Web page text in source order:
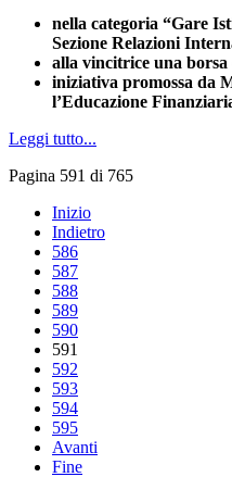
nella categoria “Gare
Sezione Relazioni
alla vincitrice una
iniziativa promossa da
l’Educazione
Leggi tutto...
Pagina 591 di 765
Inizio
Indietro
586
587
588
589
590
591
592
593
594
595
Avanti
Fine